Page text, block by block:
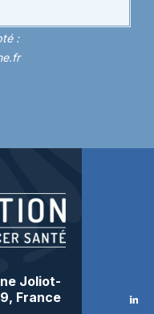
:
Joliot-
France